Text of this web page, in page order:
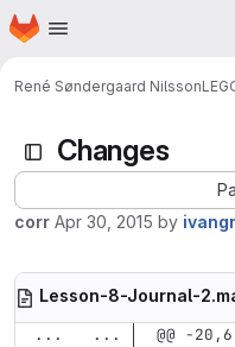
Skip to main content
Homepage
René Søndergaard Nilsson
Changes
corr Apr 30, 2015 by
Lesson-8-Journal-
...
...
@@ -